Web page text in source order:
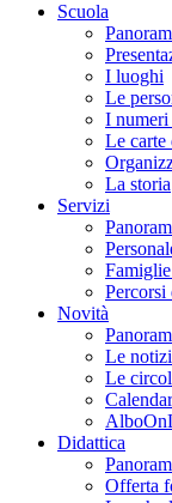
Scuola
I luoghi
Le
I numeri
Le carte
La storia
Servizi
Percorsi
Novità
Le
Le
Didattica
Offerta